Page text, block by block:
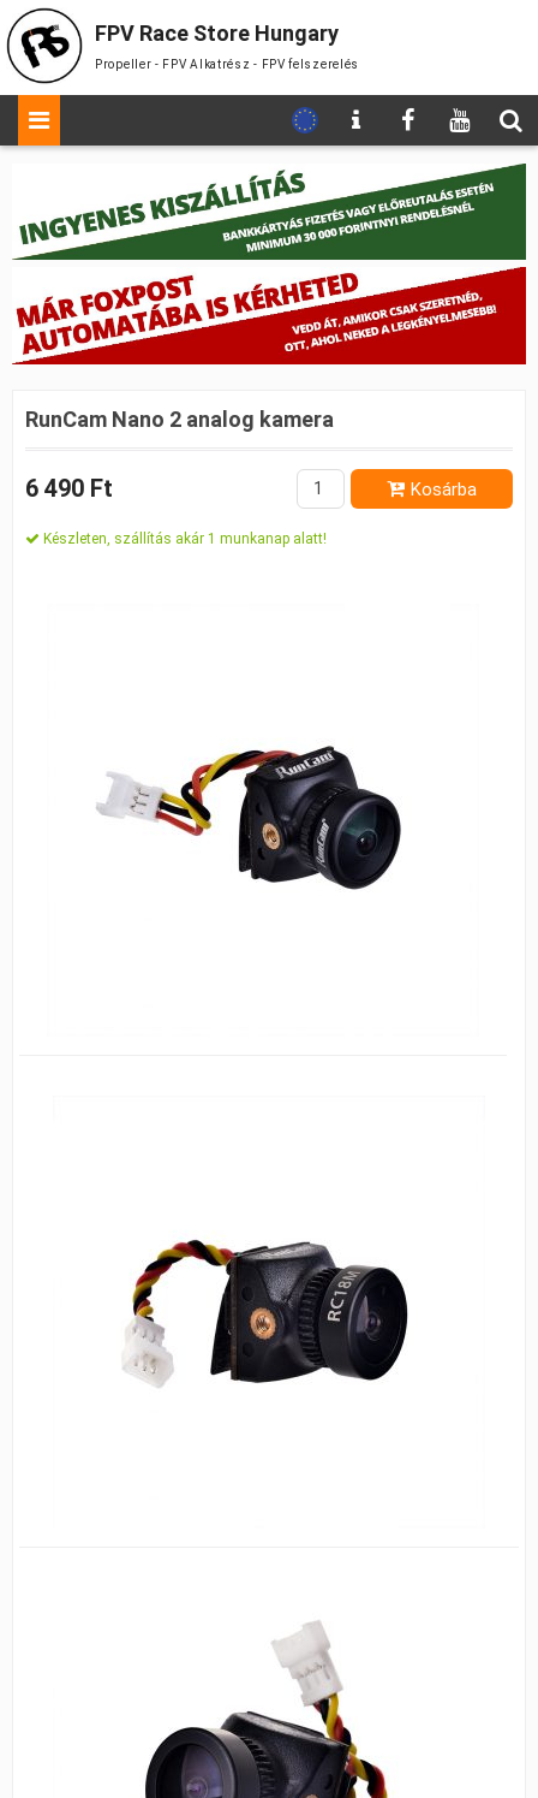
FPV Race Store Hungary
Propeller - FPV Alkatrész - FPV felszerelés
RunCam Nano 2 analog kamera
6 490 Ft Kosárba
Készleten, szállítás akár 1 munkanap alatt!